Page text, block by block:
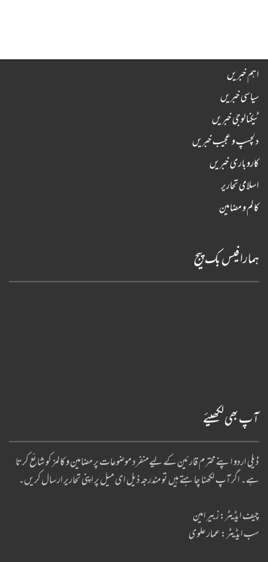
اہم خبریں
سیاسی خبریں
ٹیکنالوجی خبریں
دلچسپ و عجیب خبریں
کاروباری خبریں
اسلامی تحاریر
کالم و مضامین
ہمارا فیس بک پیج
آپ بھی لکھیئے
ڈیلی اردو اپنے محترم قارئین کے لیےمنفرد موضوعات پر مضامین و کالمز کو شائع کرتا
ہے۔ اگر آپ لکھنا چا ہتے ہیں تو مندرجہ ذیل ای میل پر اپنی تحاریر ارسال کریں۔
چیف ایڈیٹر: زبیر امین
سب ایڈیٹر: عمار علوی